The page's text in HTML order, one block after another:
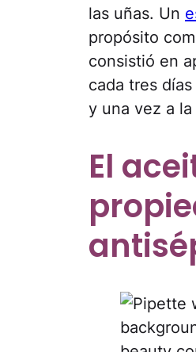
las uñas. Un
propósito
consistió en
cada tres
y una vez a
El